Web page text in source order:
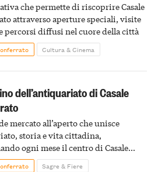
che permette di riscoprire Casale
attraverso aperture speciali, visite
percorsi diffusi nel cuore della città
Cultura & Cinema
dell’antiquariato di Casale
mercato all’aperto che unisce
storia e vita cittadina,
ogni mese il centro di Casale
in un luogo di scoperta e racconto
Sagre & Fiere